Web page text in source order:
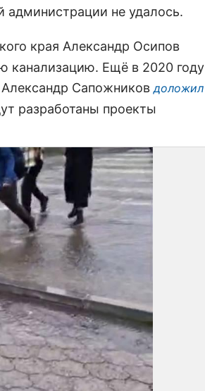
администрации не удалось.
края Александр Осипов
канализацию. Ещё в 2020 году
Сапожниковдоложил
разработаны проекты